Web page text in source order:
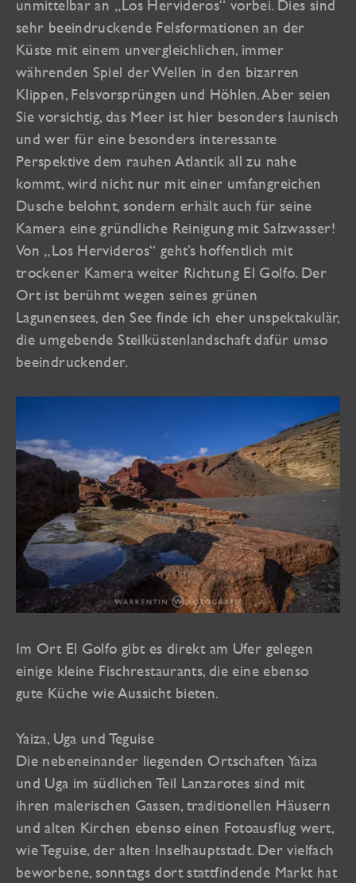
unmittelbar an „Los Hervideros“ vorbei. Dies sind
sehr beeindruckende Felsformationen an der
Küste mit einem unvergleichlichen, immer
währenden Spiel der Wellen in den bizarren
Klippen, Felsvorsprüngen und Höhlen. Aber seien
Sie vorsichtig, das Meer ist hier besonders launisch
und wer für eine besonders interessante
Perspektive dem rauhen Atlantik all zu nahe
kommt, wird nicht nur mit einer umfangreichen
Dusche belohnt, sondern erhält auch für seine
Kamera eine gründliche Reinigung mit Salzwasser!
Von „Los Hervideros“ geht’s hoffentlich mit
trockener Kamera weiter Richtung El Golfo. Der
Ort ist berühmt wegen seines grünen
Lagunensees, den See finde ich eher unspektakulär,
die umgebende Steilküstenlandschaft dafür umso
beeindruckender.
Im Ort El Golfo gibt es direkt am Ufer gelegen
einige kleine Fischrestaurants, die eine ebenso
gute Küche wie Aussicht bieten.
Yaiza, Uga und Teguise
Die nebeneinander liegenden Ortschaften Yaiza
und Uga im südlichen Teil Lanzarotes sind mit
ihren malerischen Gassen, traditionellen Häusern
und alten Kirchen ebenso einen Fotoausflug wert,
wie Teguise, der alten Inselhauptstadt. Der vielfach
beworbene, sonntags dort stattfindende Markt hat